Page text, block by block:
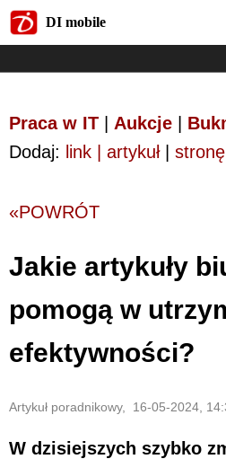
DI mobile
Praca w IT Aukcje
Dodaj: link | artykuł| stronę
«POWRÓT
Jakie artykuły
pomogą w
efektywności?
Artykuł poradnikowy, 16-05-2024,
W dzisiejszych szybko
DI mobile